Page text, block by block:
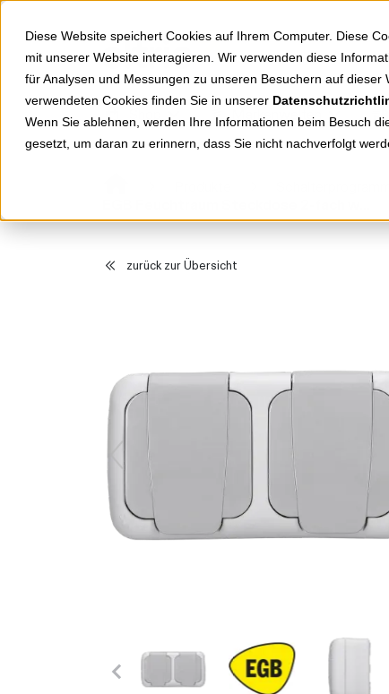
Diese Website speichert Cookies auf Ihrem Computer. Diese
mit unserer Website interagieren. Wir verwenden diese
für Analysen und Messungen zu unseren Besuchern auf
verwendeten Cookies finden Sie in unserer
Wenn Sie ablehnen, werden Ihre Informationen beim Besuch
gesetzt, um daran zu erinnern, dass Sie nicht nachverfolgt
Springe zu Hauptinhalt
Markenwelten
zurück zur Übersicht